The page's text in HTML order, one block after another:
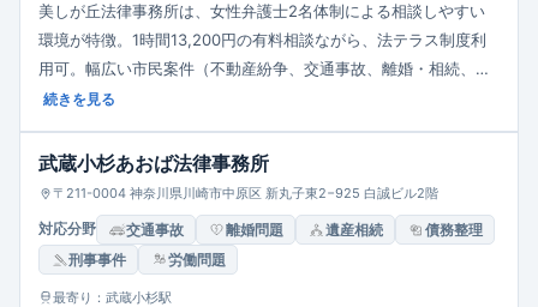
美しが丘法律事務所は、女性弁護士2名体制による相談しやすい
環境が特徴。1時間13,200円の有料相談ながら、法テラス制度利
用可。幅広い市民案件（不動産紛争、交通事故、離婚・相続、債
務整理、成年後見、医療事故など）に丁寧対応し、完全個室でプ
続きを見る
武蔵小杉あおば法律事務所
〒211-0004 神奈川県川崎市中原区 新丸子東2−925 白誠ビル2階
対応分野 交通事故 離婚問題 遺産相続
債務整理
刑事事件
労働問題
最寄り：武蔵小杉駅